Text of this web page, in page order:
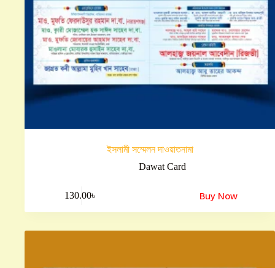
ইসলামী সম্মেলন দাওয়াতনামা
Dawat Card
130.00৳ Buy Now